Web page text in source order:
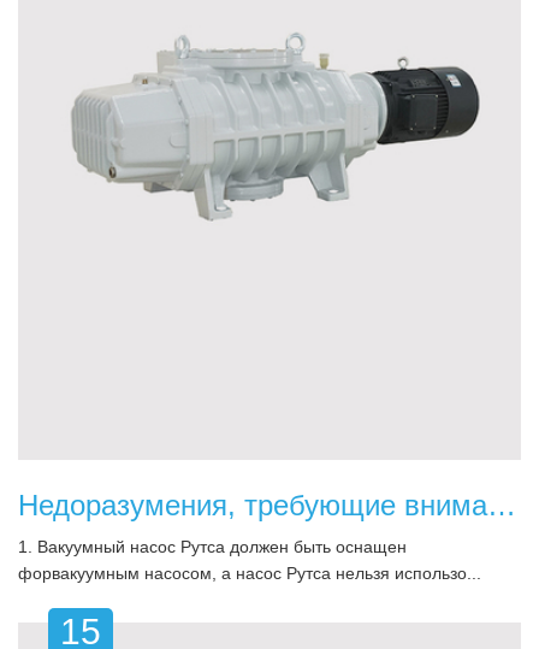
Недоразумения, требующие внимания при использовании насосов Рутса
1. Вакуумный насос Рутса должен быть оснащен
форвакуумным насосом, а насос Рутса нельзя использо...
15